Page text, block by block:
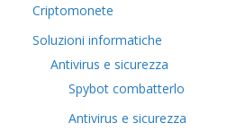
Criptomonete
Soluzioni informatiche
Antivirus e sicurezza
Spybot combatterlo
Antivirus e sicurezza